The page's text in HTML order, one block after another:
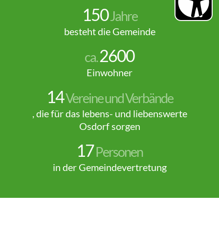
150Jahre
besteht die Gemeinde
ca.2600
Einwohner
14Vereine und Verbände
, die für das lebens- und liebenswerte
Osdorf sorgen
17Personen
in der Gemeindevertretung